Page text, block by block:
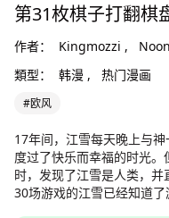
第31枚棋子打翻棋
作者： Kingmozzi ,
類型：
韩漫 , 热门漫画
#欧风
17年间，江雪每天晚上与
度过了快乐而幸福的时光
时，发现了江雪是人类，
30场游戏的江雪已经知道